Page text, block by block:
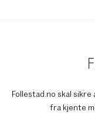
Follestad.no skal
fra kjente